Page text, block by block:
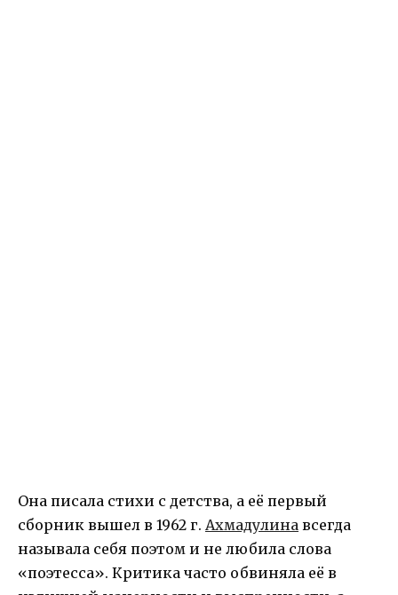
Она писала стихи с детства, а её первый
сборник вышел в 1962 г. Ахмадулина всегда
называла себя поэтом и не любила слова
«поэтесса». Критика часто обвиняла её в